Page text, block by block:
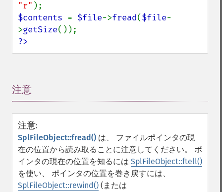
"r"
$contents = $file->fread($file-
>getSize
?>
注意
注意:
SplFileObject::fread() は、 ファイルポインタの現
在の位置から読み取ることに注意してください。 ポ
インタの現在の位置を知るには SplFileObject::ftell()
を使い、 ポインタの位置を巻き戻すには、
SplFileObject::rewind() (または